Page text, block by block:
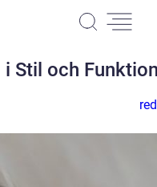
i Stil och